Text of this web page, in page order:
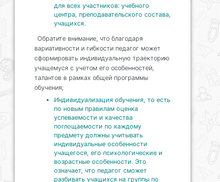
для всех участников: учебного
центра, преподавательского состава,
учащихся.
Обратите внимание, что благодаря
вариативности и гибкости педагог может
сформировать индивидуальную траекторию
учащемуся с учетом его особенностей,
талантов в рамках общей программы
обучения;
Индивидуализация обучения, то есть
по новым правилам оценка
успеваемости и качества
поглощаемости по каждому
предмету должны учитывать
индивидуальные особенности
учащегося, его психологические и
возрастные особенности. Это
означает, что педагог сможет
разбивать учащихся на группы по